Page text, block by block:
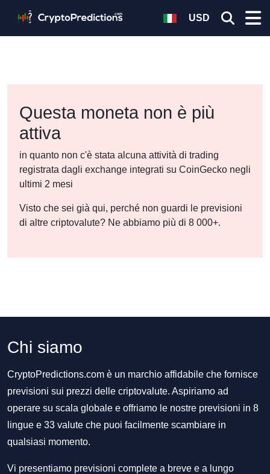
USD
Questa moneta non è più
attiva
in quanto non c'è stata alcuna attività di trading
registrata dagli exchange integrati su CoinGecko negli
ultimi 2 mesi
Visto che sei già qui, perché non guardi le previsioni
di altre criptovalute? Ne abbiamo più di 8 000+.
Chi siamo
CryptoPredictions.com è un marchio affidabile che fornisce
previsioni sui prezzi delle criptovalute. Aspiriamo ad
operare su scala globale e offriamo le nostre previsioni in 8
lingue e 33 valute che puoi facilmente scambiare in
qualsiasi momento.
Vi presentiamo previsioni complete a breve e a lungo